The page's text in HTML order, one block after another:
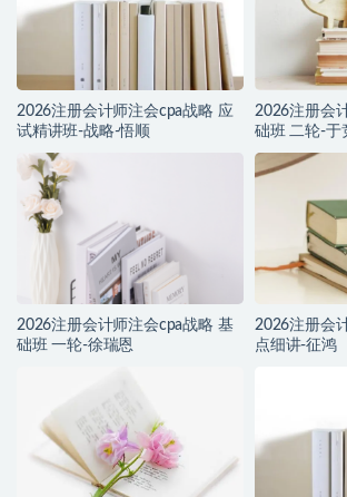
2026注册会计师注会cpa战略 应
试精讲班-战略-悟顺
2026注册会
础班 二轮-于
2026注册会计师注会cpa战略 基
础班 一轮-徐瑞恩
2026注册会
点细讲-征鸿